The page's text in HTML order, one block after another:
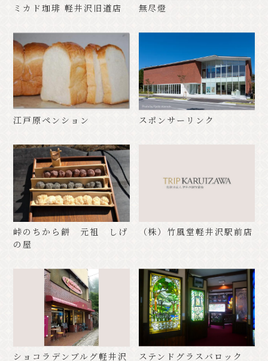
ミカド珈琲 軽井沢旧道店 無尽燈
江戸原ペンション スポンサーリンク
峠のちから餅 元祖 しげ
の屋
（株）竹風堂軽井沢駅前店
ショコラデンブルグ軽井沢 ステンドグラスバロック